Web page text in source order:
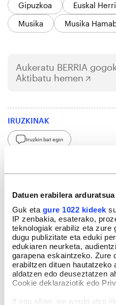
Datuen erabilera arduratsua
Guk eta gure 1022 kideek
IP zenbakia, esaterako,
teknologiak erabiliz eta zure
dugu publizitate eta eduki
edukiaren neurketa,
garapena eskaintzeko. Zure
erabiltzen dituen hautatzeko
aldatzen edo deuseztatzen
Cookie deklaraziotik edo
If you allow, we would also
Gipuzkoa
Euskal
Musika
Musika
Aukeratu BERRIA
Aktibatu hemen
IRUZKINAK
Iruzkin bat egin